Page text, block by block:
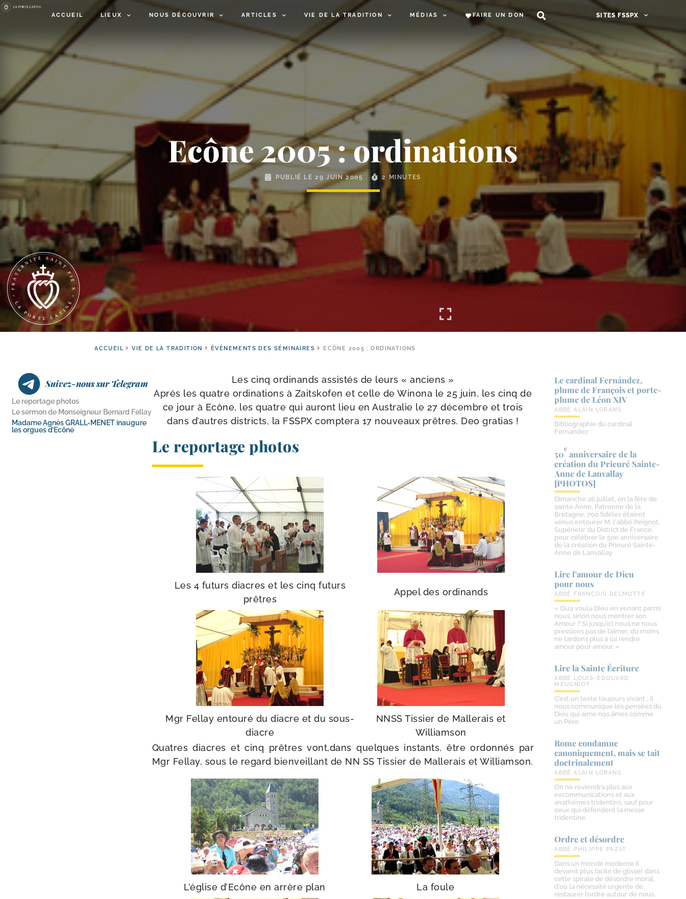
ACCUEIL LIEUX NOUS DÉCOUVRIR ARTICLES VIE DE LA TRADITION MÉDIAS FAIRE UN DON SITES FSSPX
Ecône 2005 : ordinations
PUBLIÉ LE29 JUIN 2005 2 MINUTES
ACCUEIL VIE DE LA TRADITION ÉVÉNEMENTS DES SÉMINAIRES ECÔNE 2005 : ORDINATIONS
Suivez-nous sur Telegram
Le reportage photos
Le sermon de Monseigneur Bernard Fellay
Madame Agnès GRALL-​MENET inaugure
les orgues d’Ecône
Les cinq ordi­nands assis­tés de leurs « anciens »
Aprés les quatre ordi­na­tions à Zaitskofen et celle de Winona le 25 juin, les cinq de
ce jour à Ecône, les quatre qui auront lieu en Australie le 27 décembre et trois
dans d’autres dis­tricts, la FSSPX comp­te­ra 17 nou­veaux prêtres. Deo gratias !
Le reportage photos
Les 4 futurs diacres et les cinq futurs
prêtres
Appel des ordinands
Mgr Fellay entou­ré du diacre et du sous-
diacre
NNSS Tissier de Mallerais et
Williamson
Quatres diacres et cinq prêtres vont,dans quelques ins­tants, être ordon­nés par
Mgr Fellay, sous le regard bien­veillant de NN SS Tissier de Mallerais et Williamson.
L’église d’Ecône en arrère plan La foule
Le cardinal Fernández,
plume de François et porte-​
plume de Léon XIV
ABBÉ ALAIN LORANS
Bibliographie du cardinal
Fernandez
50
e
anniversaire de la
création du Prieuré Sainte-​
Anne de Lanvallay
[PHOTOS]
Dimanche 26 juillet, en la fête de
sainte Anne, Patronne de la
Bretagne, 700 fidèles étaient
venus entourer M. l'abbé Peignot,
Supérieur du District de France,
pour célébrer le 50e anniversaire
de la création du Prieuré Sainte-
Anne de Lanvallay
Lire l’amour de Dieu
pour nous
ABBÉ FRANÇOIS DELMOTTE
« Qu’a voulu Dieu en venant parmi
nous, sinon nous montrer son
Amour ? Si jusqu’ici nous ne nous
pressions pas de l’aimer, du moins
ne tardons plus à lui rendre
amour pour amour. »
Lire la Sainte Écriture
ABBÉ LOUIS-EDOUARD
MEUGNIOT
C’est un texte toujours vivant ; il
nous communique les pensées du
Dieu qui aime nos âmes comme
un Père.
Rome condamne
canoniquement, mais se tait
doctrinalement
ABBÉ ALAIN LORANS
On ne reviendra plus aux
excommunications et aux
anathèmes tridentins, sauf pour
ceux qui défendent la messe
tridentine.
Ordre et désordre
ABBÉ PHILIPPE PAZAT
Dans un monde moderne il
devient plus facile de glisser dans
cette spirale de désordre moral,
d’où la nécessité urgente de
restaurer l’ordre autour de nous.